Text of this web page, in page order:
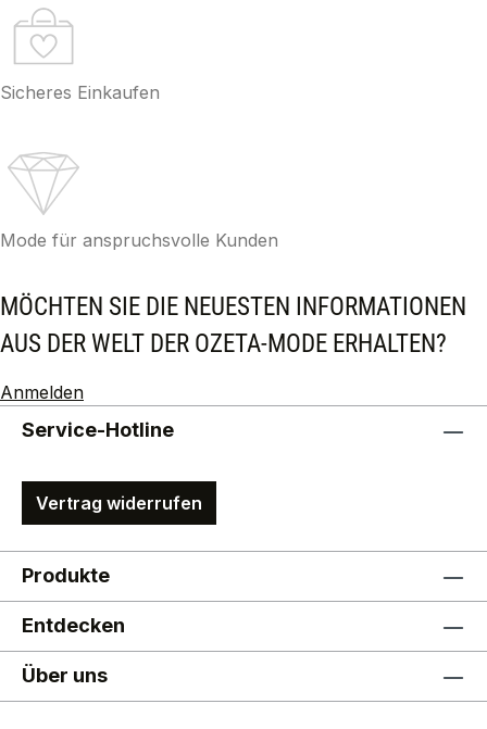
Sicheres Einkaufen
Mode für anspruchsvolle Kunden
MÖCHTEN SIE DIE NEUESTEN INFORMATIONEN
AUS DER WELT DER OZETA-MODE ERHALTEN?
Anmelden
Service-Hotline
Vertrag widerrufen
Produkte
Entdecken
Über uns